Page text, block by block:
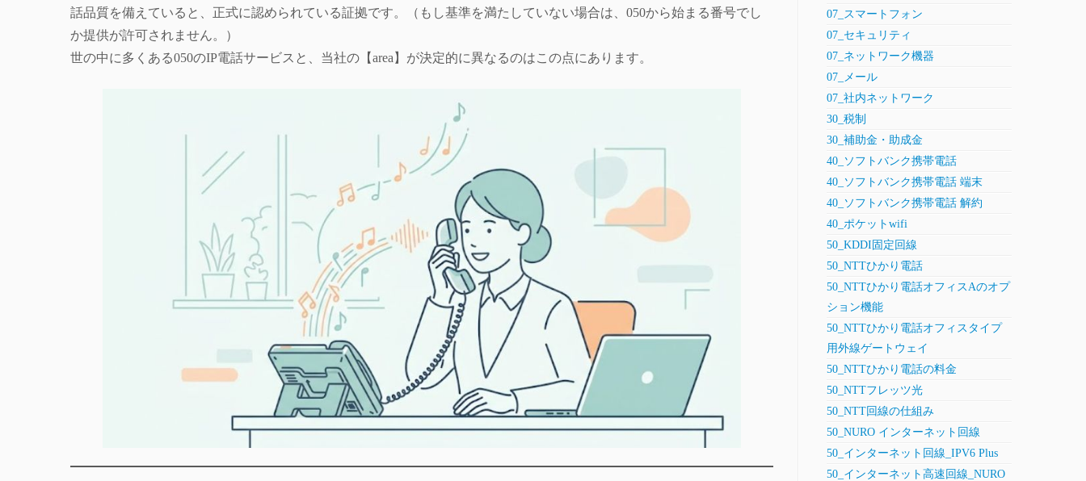
話品質を備えていると、正式に認められている証拠です。（もし基準を満たしていない場合は、050から始まる番号でし
か提供が許可されません。）
世の中に多くある050のIP電話サービスと、当社の【area】が決定的に異なるのはこの点にあります。
07_スマートフォン
07_セキュリティ
07_ネットワーク機器
07_メール
07_社内ネットワーク
30_税制
30_補助金・助成金
40_ソフトバンク携帯電話
40_ソフトバンク携帯電話 端末
40_ソフトバンク携帯電話 解約
40_ポケットwifi
50_KDDI固定回線
50_NTTひかり電話
50_NTTひかり電話オフィスAのオプ
ション機能
50_NTTひかり電話オフィスタイプ
用外線ゲートウェイ
50_NTTひかり電話の料金
50_NTTフレッツ光
50_NTT回線の仕組み
50_NURO インターネット回線
50_インターネット回線_IPV6 Plus
50_インターネット高速回線_NURO